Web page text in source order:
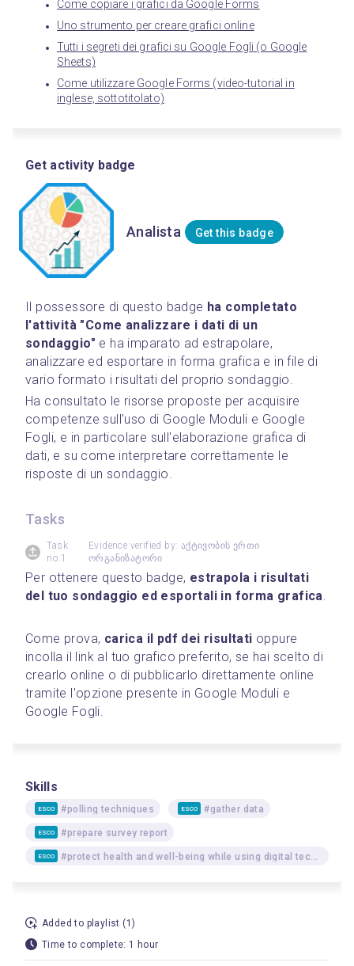
Come copiare i grafici da Google Forms
Uno strumento per creare grafici online
Tutti i segreti dei grafici su Google Fogli (o Google
Sheets)
Come utilizzare Google Forms (video-tutorial in
inglese, sottotitolato)
Get activity badge
Analista Get this badge
Il possessore di questo badge ha completato
l'attività "Come analizzare i dati di un
sondaggio" e ha imparato ad estrapolare,
analizzare ed esportare in forma grafica e in file di
vario formato i risultati del proprio sondaggio.
Ha consultato le risorse proposte per acquisire
competenze sull'uso di Google Moduli e Google
Fogli, e in particolare sull'elaborazione grafica di
dati, e su come interpretare correttamente le
risposte di un sondaggio.
Tasks
Task
no.1
Evidence verified by: აქტივობის ერთი
ორგანიზატორი
Per ottenere questo badge, estrapola i risultati
del tuo sondaggio ed esportali in forma grafica.
Come prova, carica il pdf dei risultati oppure
incolla il link al tuo grafico preferito, se hai scelto di
crearlo online o di pubblicarlo direttamente online
tramite l'opzione presente in Google Moduli e
Google Fogli.
Skills
ESCO #polling techniques ESCO #gather data
ESCO #prepare survey report
ESCO #protect health and well-being while using digital technologies
Added to playlist (1)
Time to complete: 1 hour